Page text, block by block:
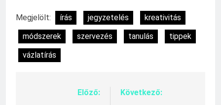
Megjelölt: írás jegyzetelés
kreativitás
módszerek
szervezés tanulás
tippek
vázlatírás
BejegyzésElőző:
Következő: